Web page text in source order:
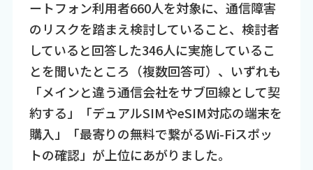
ートフォン利用者660人を対象に、通信障害
のリスクを踏まえ検討していること、検討者
していると回答した346人に実施しているこ
とを聞いたところ（複数回答可）、いずれも
「メインと違う通信会社をサブ回線として契
約する」「デュアルSIMやeSIM対応の端末を
購入」「最寄りの無料で繋がるWi-Fiスポッ
トの確認」が上位にあがりました。